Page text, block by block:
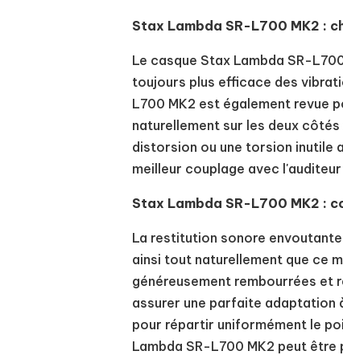
Stax Lambda SR-L700 MK2 :
Le casque Stax Lambda SR-
toujours plus efficace des
L700 MK2 est également revue
naturellement sur les deux
distorsion ou une torsion inutile
meilleur couplage avec
Stax Lambda SR-L700 MK2 :
La restitution sonore
ainsi tout naturellement que ce
généreusement rembourrées et
assurer une parfaite adaptation
pour répartir uniformément le
Lambda SR-L700 MK2 peut